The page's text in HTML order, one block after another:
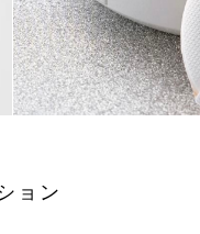
ョン